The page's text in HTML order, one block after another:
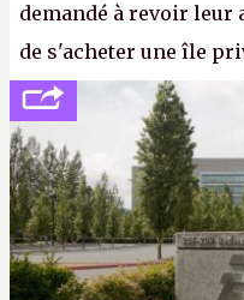
demandé à revoir leur
de s'acheter une île
peine 2 000 dollars
cher payé que le
apprendra aux petits
Gabe Newell aussi